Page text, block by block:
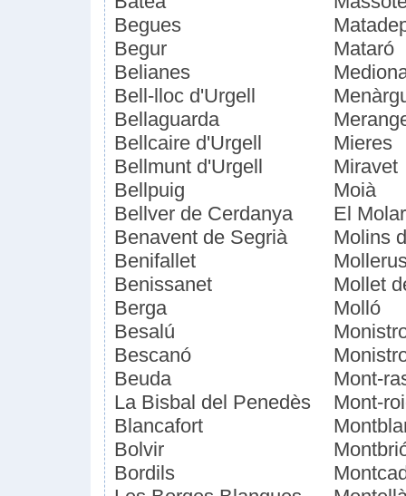
Begues
Begur
Belianes
Bell-lloc d'Urgell
Bellaguarda
Bellcaire d'Urgell
Bellmunt d'Urgell
Bellpuig
Bellver de Cerdanya
Benavent de Segrià
Benifallet
Benissanet
Berga
Besalú
Bescanó
Beuda
La Bisbal del Penedès
Blancafort
Bolvir
Bordils
Mataró
Mieres
Miravet
Moià
El Molar
Molins
Mollet
Molló
Mont-
Mont-